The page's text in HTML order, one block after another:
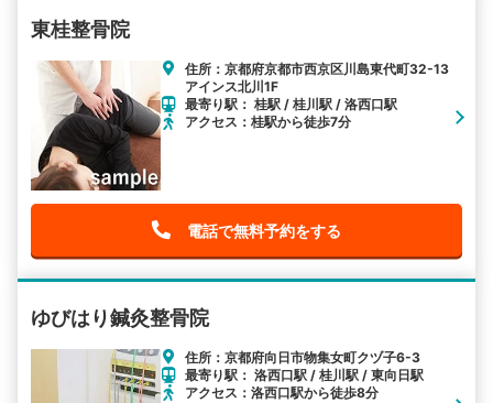
東桂整骨院
住所：京都府京都市西京区川島東代町32-13
アインス北川1F
最寄り駅： 桂駅 / 桂川駅 / 洛西口駅
アクセス：桂駅から徒歩7分
電話で無料予約をする
ゆびはり鍼灸整骨院
住所：京都府向日市物集女町クヅ子6-3
最寄り駅： 洛西口駅 / 桂川駅 / 東向日駅
アクセス：洛西口駅から徒歩8分